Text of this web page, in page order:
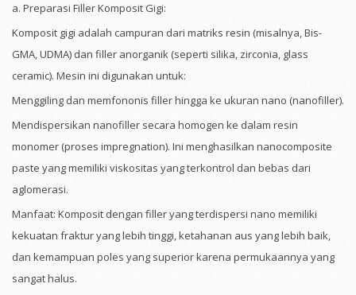
a. Preparasi Filler Komposit Gigi:
Komposit gigi adalah campuran dari matriks resin (misalnya, Bis-
GMA, UDMA) dan filler anorganik (seperti silika, zirconia, glass
ceramic). Mesin ini digunakan untuk:
Menggiling dan memfononis filler hingga ke ukuran nano (nanofiller).
Mendispersikan nanofiller secara homogen ke dalam resin
monomer (proses impregnation). Ini menghasilkan nanocomposite
paste yang memiliki viskositas yang terkontrol dan bebas dari
aglomerasi.
Manfaat: Komposit dengan filler yang terdispersi nano memiliki
kekuatan fraktur yang lebih tinggi, ketahanan aus yang lebih baik,
dan kemampuan poles yang superior karena permukaannya yang
sangat halus.